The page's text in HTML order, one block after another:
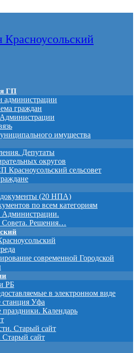
ГП
администрации
граждан
имущества
Депутаты
округов
Красноусольский сельсовет
(20 НПА)
по всем категориям
Совета. Решения…
современной Городской
РБ
в электронном виде
станция Уфа
Календарь
Старый сайт
сайт